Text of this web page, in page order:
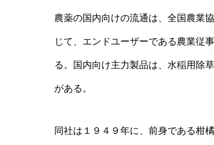
農薬の国内向けの流通は、全国農業
じて、エンドユーザーである農業従
る。国内向け主力製品は、水稲用除
がある。
同社は１９４９年に、前身である柑